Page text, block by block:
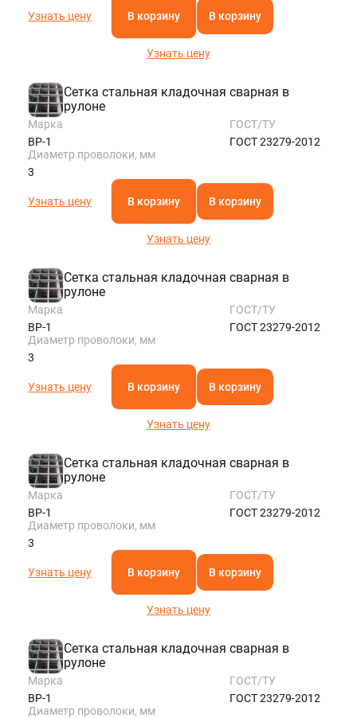
Узнать цену В корзину В корзину
Узнать цену
Сетка стальная кладочная сварная в
рулоне
Марка
ВР-1
ГОСТ/ТУ
ГОСТ 23279-2012
Диаметр проволоки, мм
3
Узнать цену В корзину В корзину
Узнать цену
Сетка стальная кладочная сварная в
рулоне
Марка
ВР-1
ГОСТ/ТУ
ГОСТ 23279-2012
Диаметр проволоки, мм
3
Узнать цену В корзину В корзину
Узнать цену
Сетка стальная кладочная сварная в
рулоне
Марка
ВР-1
ГОСТ/ТУ
ГОСТ 23279-2012
Диаметр проволоки, мм
3
Узнать цену В корзину В корзину
Узнать цену
Сетка стальная кладочная сварная в
рулоне
Марка
ВР-1
ГОСТ/ТУ
ГОСТ 23279-2012
Диаметр проволоки, мм